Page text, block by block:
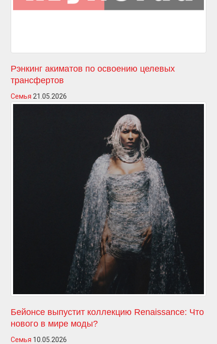
Рэнкинг акиматов по освоению целевых
трансфертов
Семья 21.05.2026
Бейонсе выпустит коллекцию Renaissance: Что
нового в мире моды?
Семья 10.05.2026